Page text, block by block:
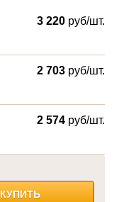
3 220 руб/шт.
2 703 руб/шт.
2 574 руб/шт.
КУПИТЬ